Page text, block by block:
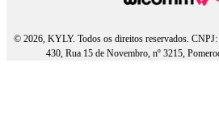
© 2026, KYLY. Todos os direitos reservados.
430, Rua 15 de Novembro, nº 3215,